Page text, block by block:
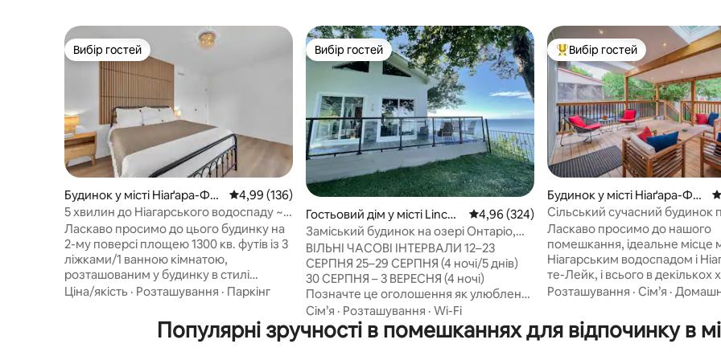
Вибір гостей
Вибір гостей
Будинок у місті Ніаґара-Фо
ллс
Середня оцінка: 4,99 з 5, відгуки: 136
4,99 (136)
5 хвилин до Ніагарського водоспаду ~
Ріверсайд ~ програвач платівок
Ласкаво просимо до цього будинку на
2-му поверсі площею 1300 кв. футів із 3
ліжками/1 ванною кімнатою,
розташованим у будинку в стилі
колоніального відродження! Всього в 5
водоспаду та казино Seneca, і зручно
розташоване недалеко від стежки
Ціна/якість · Розташування · Паркінг
Вибір гостей
Вибір гостей
Гостьовий дім у місті Lincol
n
Середня оцінка: 4,96 з 5, відгуки: 324
4,96 (324)
Заміський будинок на озері Онтаріо,
Ніагара
ВІЛЬНІ ЧАСОВІ ІНТЕРВАЛИ 12–23
СЕРПНЯ 25–29 СЕРПНЯ (4 ночі/5 днів)
30 СЕРПНЯ – 3 ВЕРЕСНЯ (4 ночі)
Позначте це оголошення як улюблене,
щоб отримувати сповіщення про гарячі
пропозиції. Відпочиньте в нашому
затишному гостьовому будинку.
Сім’я · Розташування · Wi-Fi
Топ вибір гостей
Вибір гостей
Будинок у місті Ніаґара-Фо
ллс
Сільський сучасний будинок
Ніагарським водоспадом і
Ласкаво просимо до нашого
помешкання, ідеальне місце
Ніагарським водоспадом і
те-Лейк, і всього в декількох
ходьби від усіх казино,
Ніагарський регіон Ніагара.
повністю обладнаний
Розташування · Сім’я ·
Популярні зручності в помешканнях для відпочинку в